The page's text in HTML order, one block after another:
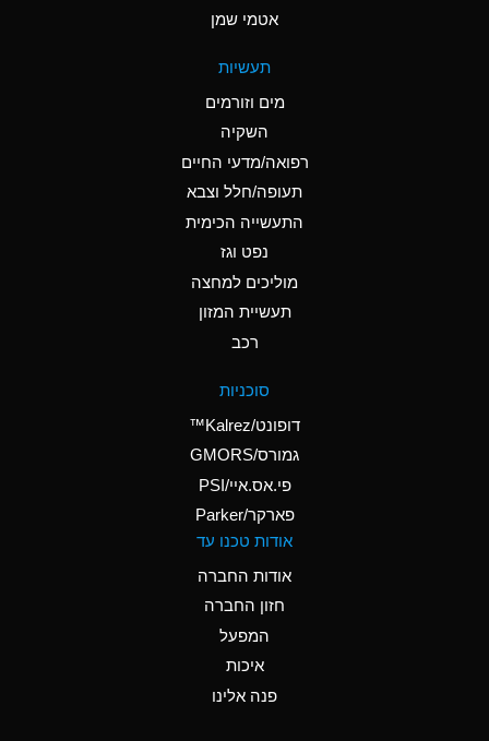
Ammonia Gas (hot)
Ammonium Hydroxide
D
Ammonium Nitrate
Ammonium Nitrite
Ammonium Persulfate
Ammonium Phosphate
A
Ammonium Sulfate
A
Amyl Acetate (Banana
אטמי שמן
תעשיות
מים וזורמים
השקיה
רפואה/מדעי החיים
תעופה/חלל וצבא
התעשייה הכימית
נפט וגז
מוליכים למחצה
תעשיית המזון
רכב
סוכניות
דופונט/Kalrez™
גמורס/GMORS
פי.אס.איי/PSI
פארקר/Parker
אודות טכנו עד
אודות החברה
חזון החברה
המפעל
איכות
פנה אלינו